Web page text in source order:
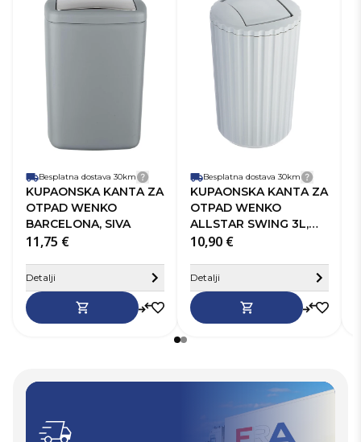
Besplatna dostava 30km Detalji dostave
KUPAONSKA KANTA ZA
OTPAD WENKO
BARCELONA, SIVA
11,75 €
Detalji
Dužina
15,0 cm
Visina
20,0 cm
Širina
Robna marka
Težina
Zapremnina
Sakrij detalje
Besplatna dostava 30km Detalji
KUPAONSKA KANTA ZA
OTPAD WENKO
ALLSTAR SWING 3L,
SIVA
10,90 €
Detalji